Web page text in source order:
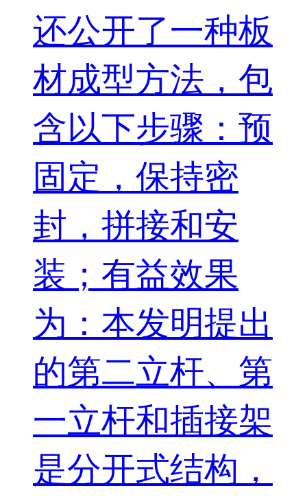
还公开了一种板
材成型方法，包
含以下步骤：预
固定，保持密
封，拼接和安
装；有益效果
为：本发明提出
的第二立杆、第
一立杆和插接架
是分开式结构，